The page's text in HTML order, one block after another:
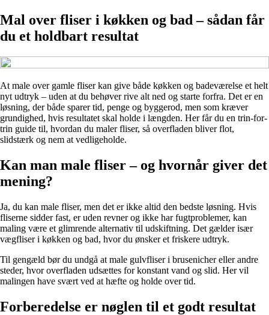
Mal over fliser i køkken og bad – sådan får
du et holdbart resultat
At male over gamle fliser kan give både køkken og badeværelse et helt
nyt udtryk – uden at du behøver rive alt ned og starte forfra. Det er en
løsning, der både sparer tid, penge og byggerod, men som kræver
grundighed, hvis resultatet skal holde i længden. Her får du en trin-for-
trin guide til, hvordan du maler fliser, så overfladen bliver flot,
slidstærk og nem at vedligeholde.
Kan man male fliser – og hvornår giver det
mening?
Ja, du kan male fliser, men det er ikke altid den bedste løsning. Hvis
fliserne sidder fast, er uden revner og ikke har fugtproblemer, kan
maling være et glimrende alternativ til udskiftning. Det gælder især
vægfliser i køkken og bad, hvor du ønsker et friskere udtryk.
Til gengæld bør du undgå at male gulvfliser i brusenicher eller andre
steder, hvor overfladen udsættes for konstant vand og slid. Her vil
malingen have svært ved at hæfte og holde over tid.
Forberedelse er nøglen til et godt resultat